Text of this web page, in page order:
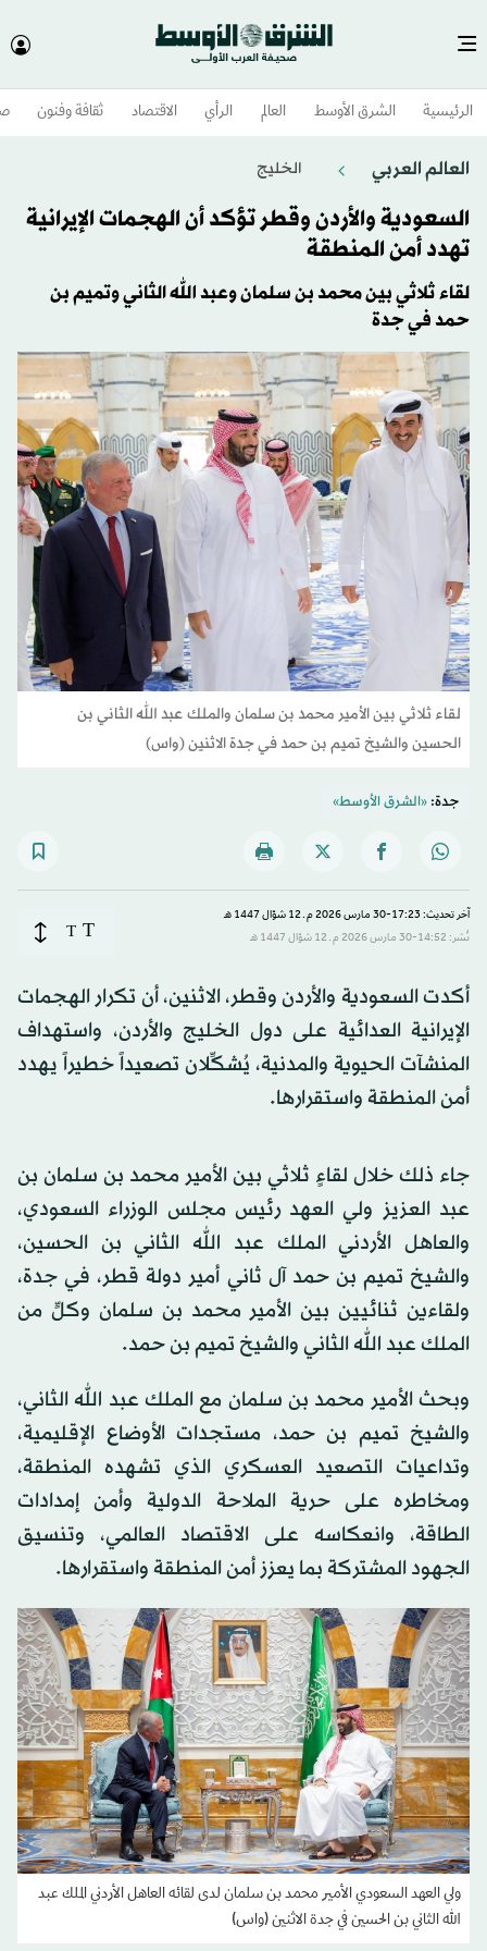
الرئيسية الشرق الأوسط​ العالم الرأي الاقتصاد ثقافة وفنون
العالم العربي الخليج
السعودية والأردن وقطر تؤكد أن الهجمات الإيرانية
تهدد أمن المنطقة
لقاء ثلاثي بين محمد بن سلمان وعبد الله الثاني وتميم بن
حمد في جدة
لقاء ثلاثي بين الأمير محمد بن سلمان والملك عبد الله الثاني بن
الحسين والشيخ تميم بن حمد في جدة الاثنين (واس)
جدة:«الشرق الأوسط»
آخر تحديث: 17:23-30 مارس 2026 م ـ 12 شوّال 1447 هـ
نُشر: 14:52-30 مارس 2026 م ـ 12 شوّال 1447 هـ
T
T
أكدت السعودية والأردن وقطر، الاثنين، أن تكرار الهجمات
الإيرانية العدائية على دول الخليج والأردن، واستهداف
المنشآت الحيوية والمدنية، يُشكِّلان تصعيداً خطيراً يهدد
أمن المنطقة واستقرارها.
جاء ذلك خلال لقاءٍ ثلاثي بين الأمير محمد بن سلمان بن
عبد العزيز ولي العهد رئيس مجلس الوزراء السعودي،
والعاهل الأردني الملك عبد الله الثاني بن الحسين،
والشيخ تميم بن حمد آل ثاني أمير دولة قطر، في جدة،
ولقاءين ثنائيين بين الأمير محمد بن سلمان وكلٍّ من
الملك عبد الله الثاني والشيخ تميم بن حمد.
وبحث الأمير محمد بن سلمان مع الملك عبد الله الثاني،
والشيخ تميم بن حمد، مستجدات الأوضاع الإقليمية،
وتداعيات التصعيد العسكري الذي تشهده المنطقة،
ومخاطره على حرية الملاحة الدولية وأمن إمدادات
الطاقة، وانعكاسه على الاقتصاد العالمي، وتنسيق
الجهود المشتركة بما يعزز أمن المنطقة واستقرارها.
ولي العهد السعودي الأمير محمد بن سلمان لدى لقائه العاهل الأردني الملك عبد
الله الثاني بن الحسين في جدة الاثنين (واس)